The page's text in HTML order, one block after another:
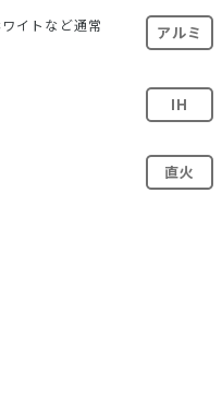
イトなど通常
アルミ
IH
直火